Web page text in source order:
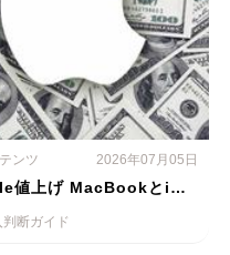
ンツ 2026年07月05日
値上げ MacBookとi…
判断ガイド